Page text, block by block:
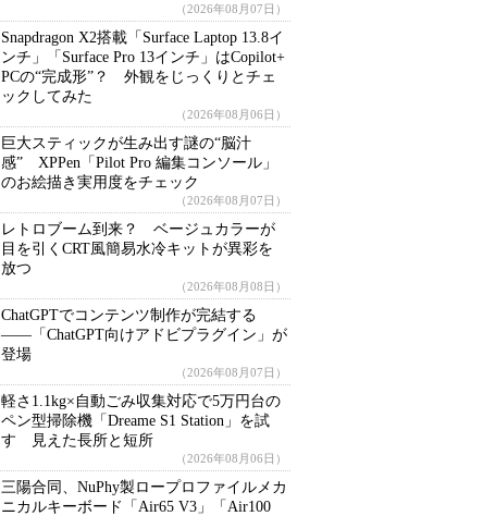
（2026年08月07日）
Snapdragon X2搭載「Surface Laptop 13.8イ
ンチ」「Surface Pro 13インチ」はCopilot+
PCの“完成形”？ 外観をじっくりとチェ
ックしてみた
（2026年08月06日）
巨大スティックが生み出す謎の“脳汁
感” XPPen「Pilot Pro 編集コンソール」
のお絵描き実用度をチェック
（2026年08月07日）
レトロブーム到来？ ベージュカラーが
目を引くCRT風簡易水冷キットが異彩を
放つ
（2026年08月08日）
ChatGPTでコンテンツ制作が完結する
――「ChatGPT向けアドビプラグイン」が
登場
（2026年08月07日）
軽さ1.1kg×自動ごみ収集対応で5万円台の
ペン型掃除機「Dreame S1 Station」を試
す 見えた長所と短所
（2026年08月06日）
三陽合同、NuPhy製ロープロファイルメカ
ニカルキーボード「Air65 V3」「Air100